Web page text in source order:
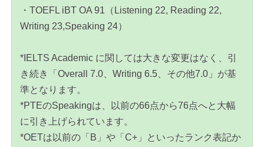
・TOEFL iBT OA 91（Listening 22, Reading 22,
Writing 23,Speaking 24）
*IELTS Academic に関しては大きな変更はなく、引
き続き「Overall 7.0、Writing 6.5、その他7.0」が基
準となります。
*PTEのSpeakingは、以前の66点から76点へと大幅
に引き上げられています。
*OETは以前の「B」や「C+」といったランク表記か